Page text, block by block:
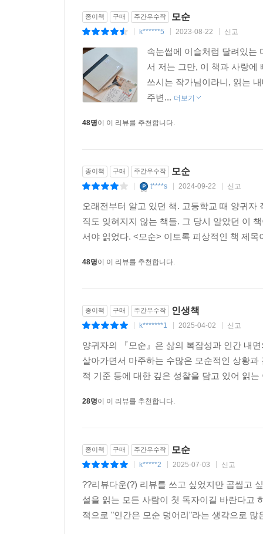
종이책 구매 주간우수작 모순
k******5 2023-08-22 신고
속눈썹에 이슬처럼 달려있는
서 저는 그만, 이 책과 사랑에
쓰시는 작가님이라니, 읽는
주변... 더보기
48명이 이 리뷰를 추천합니다.
종이책 구매 주간우수작 모순
t****s 2024-09-22 신고
오래전부터 알고 있던 책. 고등학교 때 양귀
직도 잊혀지지 않는 책들. 그 당시 알았던 이
서야 읽었다. <모순> 이토록 피상적인 책 제
48명이 이 리뷰를 추천합니다.
종이책 구매 주간우수작 인생책
k*******1 2025-04-02 신고
양귀자의 『모순』은 삶의 복잡성과 인간 내
살아가면서 마주하는 수많은 모순적인 상황
적 기준 등에 대한 깊은 성찰을 담고 있어 읽
28명이 이 리뷰를 추천합니다.
종이책 구매 주간우수작 모순
k*****2 2025-07-03 신고
??리뷰다운(?) 리뷰를 쓰고 싶었지만 곱씹고
설을 읽는 모든 사람이 첫 독자이길 바란다고
적으로 "인간은 모순 덩어리"라는 생각으로